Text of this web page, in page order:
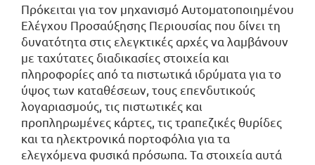
Πρόκειται για τον μηχανισμό Αυτοματοποιημένου
Ελέγχου Προσαύξησης Περιουσίας που δίνει τη
δυνατότητα στις ελεγκτικές αρχές να λαμβάνουν
με ταχύτατες διαδικασίες στοιχεία και
πληροφορίες από τα πιστωτικά ιδρύματα για το
ύψος των καταθέσεων, τους επενδυτικούς
λογαριασμούς, τις πιστωτικές και
προπληρωμένες κάρτες, τις τραπεζικές θυρίδες
και τα ηλεκτρονικά πορτοφόλια για τα
ελεγχόμενα φυσικά πρόσωπα. Τα στοιχεία αυτά